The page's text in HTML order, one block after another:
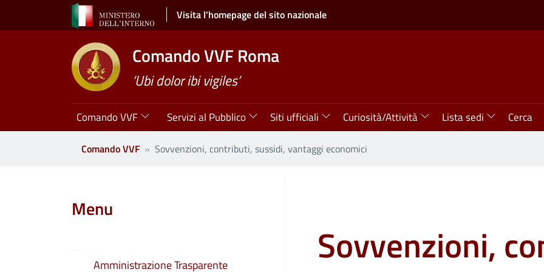
Salta al contenuto principale Visita l'homepage del sito nazionale
Comando VVF Roma
’Ubi dolor ibi vigiles’
Navigazione principale
Comando VVF Servizi al Pubblico Siti ufficiali Curiosità/Attività Lista sedi Cerca
Comando VVF Sovvenzioni, contributi, sussidi, vantaggi economici
Sovvenzioni,
Menu
Amministrazione Trasparente